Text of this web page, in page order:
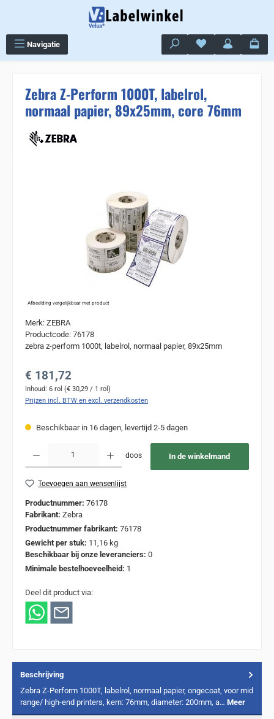
Navigatie Je hebt 0 items op
Zebra Z-Perform 1000T, labelrol,
normaal papier, 89x25mm, core 76mm
Afbeelding vergelijkbaar met product
Merk: ZEBRA
Productcode: 76178
zebra z-perform 1000t, labelrol, normaal papier, 89x25mm
Normale prijs:
€ 181,72
Inhoud: 6 rol (€ 30,29 / 1 rol)
Prijzen incl. BTW en excl. verzendkosten
Beschikbaar in 16 dagen, levertijd 2-5 dagen
doos In de winkelmand
Toevoegen aan wensenlijst
Productnummer: 76178
Fabrikant: Zebra
Productnummer fabrikant: 76178
Gewicht per stuk: 11,16 kg
Beschikbaar bij onze leveranciers: 0
Minimale bestelhoeveelheid: 1
Deel dit product via:
Beschrijving
Zebra Z-Perform 1000T, labelrol, normaal papier, ongecoat, voor mid
range/ high-end printers, kern: 76mm, diameter: 200mm, a… Meer